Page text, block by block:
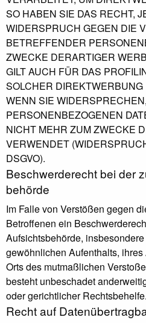
SO HABEN SIE DAS RECHT,
WIDERSPRUCH GEGEN DIE
BETREFFENDER
ZWECKE DERARTIGER
GILT AUCH FÜR DAS
SOLCHER
WENN SIE
PERSONENBEZOGENEN
NICHT MEHR ZUM ZWECKE
VERWENDET
DSGVO).
Beschwerde­recht bei der
behörde
Im Falle von Verstößen gegen
Betroffenen ein
Aufsichtsbehörde,
gewöhnlichen Aufenthalts,
Orts des mutmaßlichen
besteht unbeschadet
oder gerichtlicher Rechtsbehelfe.
Recht auf